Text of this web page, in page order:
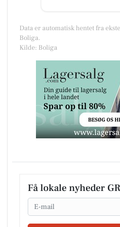
Data er automatisk hentet fra
Boliga.
Kilde: Boliga
Få lokale nyheder
Email